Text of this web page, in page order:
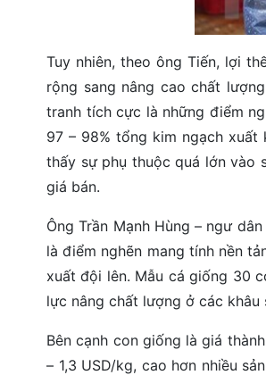
Tuy nhiên, theo ông Tiến, lợi
rộng sang nâng cao chất
tranh tích cực là những điểm
97 – 98% tổng kim ngạch xuất
thấy sự phụ thuộc quá lớn vào
giá bán.
Ông Trần Mạnh Hùng – ngư
là điểm nghẽn mang tính nền
xuất đội lên. Mẫu cá giống 30
lực nâng chất lượng ở các khâu
Bên cạnh con giống là giá
– 1,3 USD/kg, cao hơn nhiều